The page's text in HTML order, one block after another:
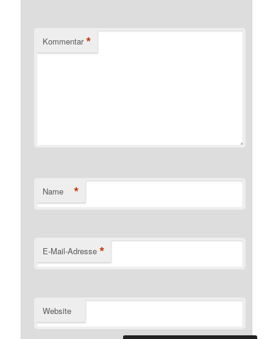
Kommentar *
Name *
E-Mail-Adresse *
Website